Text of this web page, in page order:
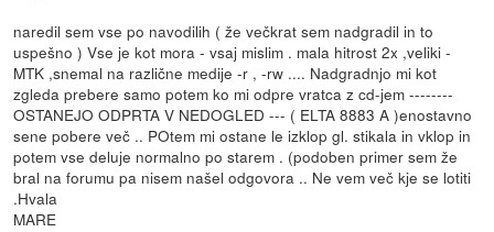
naredil sem vse po navodilih ( že večkrat sem nadgradil in to
uspešno ) Vse je kot mora - vsaj mislim . mala hitrost 2x ,veliki -
MTK ,snemal na različne medije -r , -rw .... Nadgradnjo mi kot
zgleda prebere samo potem ko mi odpre vratca z cd-jem --------
OSTANEJO ODPRTA V NEDOGLED --- ( ELTA 8883 A )enostavno
sene pobere več .. POtem mi ostane le izklop gl. stikala in vklop in
potem vse deluje normalno po starem . (podoben primer sem že
bral na forumu pa nisem našel odgovora .. Ne vem več kje se lotiti
.Hvala
MARE